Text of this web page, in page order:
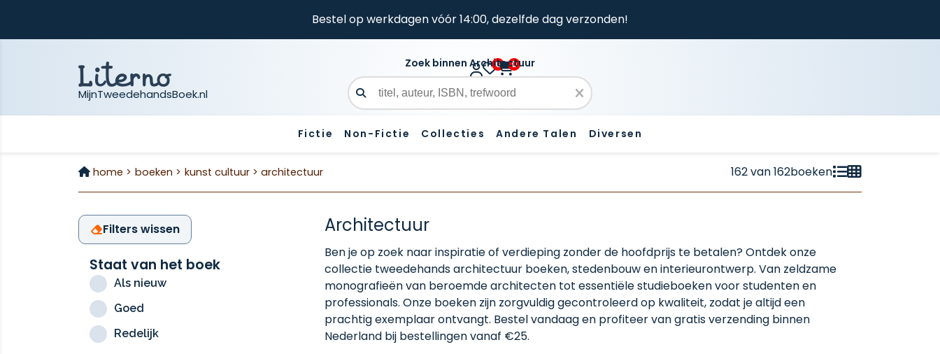
Bestel op werkdagen vóór 14:00, dezelfde dag verzonden!
MijnTweedehandsBoek.nl
0 0
Zoek binnen Architectuur
Zoekveld
Fictie Non-Fictie Collecties Andere Talen Diversen
home > boeken > kunst cultuur > architectuur 162van162boeken
Filters wissen
Staat van het boek
Als nieuw
Goed
Redelijk
Architectuur
Ben je op zoek naar inspiratie of verdieping zonder de hoofdprijs te betalen? Ontdek onze
collectie tweedehands architectuur boeken, stedenbouw en interieurontwerp. Van zeldzame
monografieën van beroemde architecten tot essentiële studieboeken voor studenten en
professionals. Onze boeken zijn zorgvuldig gecontroleerd op kwaliteit, zodat je altijd een
prachtig exemplaar ontvangt. Bestel vandaag en profiteer van gratis verzending binnen
Nederland bij bestellingen vanaf €25.